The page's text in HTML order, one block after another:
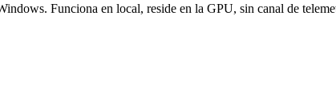
Funciona en local, reside en la GPU, sin canal de